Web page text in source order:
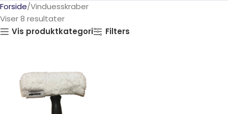
Forside Vinduesskraber
Viser 8 resultater
Vis produktkategori
Filters